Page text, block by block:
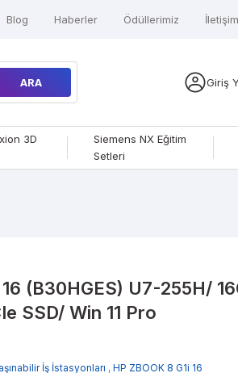
Blog Haberler Ödüllerimiz İletişim
ARA Giriş
3D
Siemens NX Eğitim
Setleri
(B30HGES) U7-255H/
SSD/ Win 11 Pro
İş İstasyonları ,HP ZBOOK 8 G1i 16